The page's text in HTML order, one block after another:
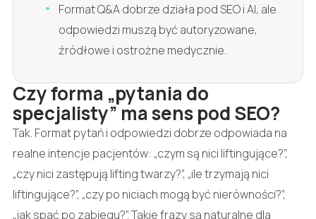
Format Q&A dobrze działa pod SEO i AI, ale
odpowiedzi muszą być autoryzowane,
źródłowe i ostrożne medycznie.
Czy forma „pytania do
specjalisty” ma sens pod SEO?
Tak. Format pytań i odpowiedzi dobrze odpowiada na
realne intencje pacjentów: „czym są nici liftingujące?”,
„czy nici zastępują lifting twarzy?”, „ile trzymają nici
liftingujące?”, „czy po niciach mogą być nierówności?”,
„jak spać po zabiegu?”. Takie frazy są naturalne dla